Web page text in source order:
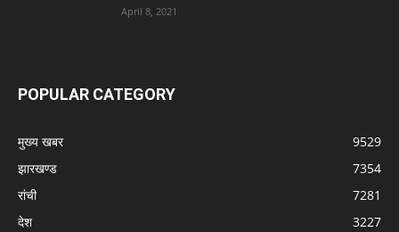
April 8, 2021
POPULAR CATEGORY
मुख्य खबर
9529
झारखण्ड
7354
रांची
7281
देश
3227